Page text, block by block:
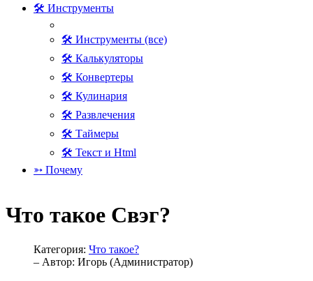
🛠 Инструменты
🛠 Инструменты (все)
🛠 Калькуляторы
🛠 Конвертеры
🛠 Кулинария
🛠 Развлечения
🛠 Таймеры
🛠 Текст и Html
➳ Почему
Что такое Свэг?
Категория: Что такое?
– Автор: Игорь (Администратор)